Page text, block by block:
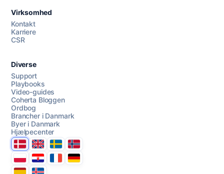
AI Campaign Assist
Virksomhed
Kontakt
Karriere
CSR
Diverse
Support
Playbooks
Video-guides
Coherta Bloggen
Ordbog
Brancher i Danmark
Byer i Danmark
Hjælpecenter
DanmarkUnited Kingdom
SverigeNorge
PolskaHrvatskaFranceDeutschland